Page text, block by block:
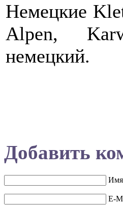
Немецкие
Alpen,
немецкий.
Добавить
Имя
E-